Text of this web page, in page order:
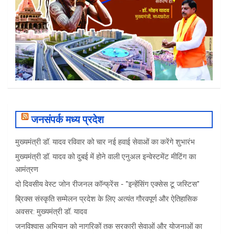
जनसंपर्क मध्य प्रदेश
मुख्यमंत्री डॉ. यादव रविवार को चार नई हवाई सेवाओं का करेंगे शुभारंभ
मुख्यमंत्री डॉ. यादव को दुबई में होने वाली एनुअल इन्वेस्टमेंट मीटिंग का
आमंत्रण
दो दिवसीय वेस्ट जोन रीजनल कॉन्फ्रेंस - "इन्हेंसिंग एक्सेस टू जस्टिस"
ब्रिक्स संस्कृति सम्मेलन प्रदेश के लिए अत्यंत गौरवपूर्ण और ऐतिहासिक
अवसर: मुख्यमंत्री डॉ. यादव
जनविश्वास अभियान को नागरिकों तक सरकारी सेवाओं और योजनाओं का